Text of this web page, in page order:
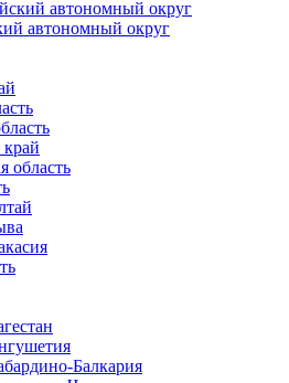
автономный округ
автономный округ
область
Балкария